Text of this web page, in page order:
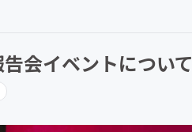
会イベントについて